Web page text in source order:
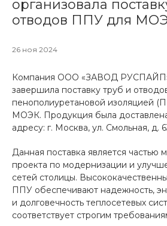
организовала
отводов ППУ для
26 ноя 2024
Компания ООО «ЗАВОД
завершила поставку труб и
пенополиуретановой изоляцией
МОЭК. Продукция была
адресу: г. Москва, ул. Смольная, д.
Данная поставка является частью
проекта по модернизации и
сетей столицы.
ППУ обеспечивают надежность,
и долговечность теплосетевых
соответствует строгим